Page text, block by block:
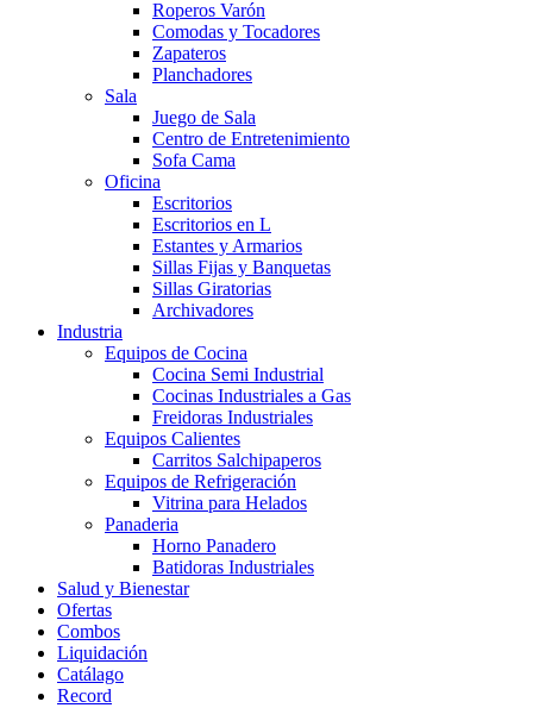
Roperos Varón
Comodas y Tocadores
Zapateros
Planchadores
Sala
Juego de Sala
Centro de Entretenimiento
Sofa Cama
Oficina
Escritorios
Escritorios en L
Estantes y Armarios
Sillas Fijas y Banquetas
Sillas Giratorias
Archivadores
Industria
Equipos de Cocina
Cocina Semi Industrial
Cocinas Industriales a Gas
Freidoras Industriales
Equipos Calientes
Carritos Salchipaperos
Equipos de Refrigeración
Vitrina para Helados
Panaderia
Horno Panadero
Batidoras Industriales
Salud y Bienestar
Ofertas
Combos
Liquidación
Catálago
Record